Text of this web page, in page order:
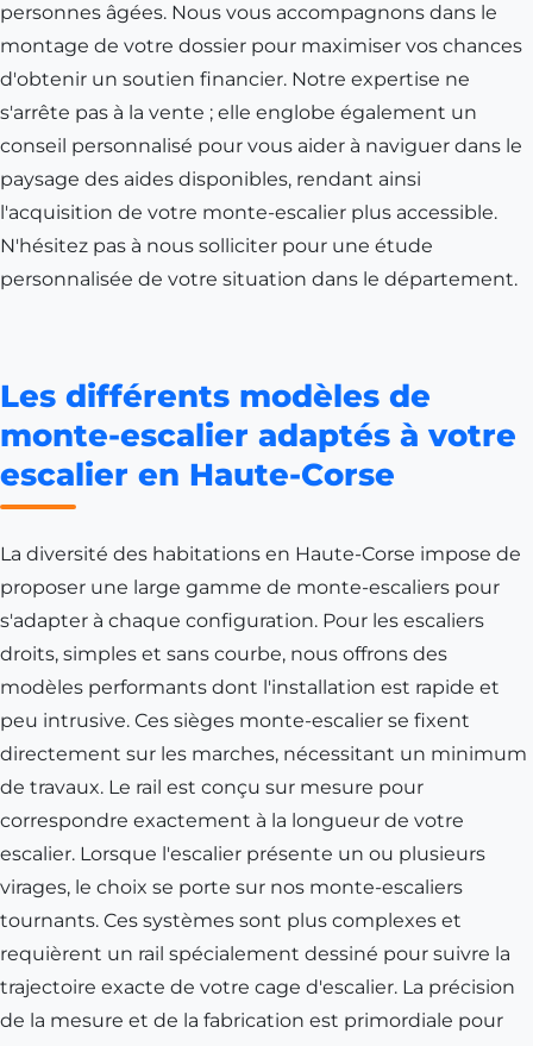
personnes âgées. Nous vous accompagnons dans le
montage de votre dossier pour maximiser vos chances
d'obtenir un soutien financier. Notre expertise ne
s'arrête pas à la vente ; elle englobe également un
conseil personnalisé pour vous aider à naviguer dans le
paysage des aides disponibles, rendant ainsi
l'acquisition de votre monte-escalier plus accessible.
N'hésitez pas à nous solliciter pour une étude
personnalisée de votre situation dans le département.
Les différents modèles de
monte-escalier adaptés à votre
escalier en Haute-Corse
La diversité des habitations en Haute-Corse impose de
proposer une large gamme de monte-escaliers pour
s'adapter à chaque configuration. Pour les escaliers
droits, simples et sans courbe, nous offrons des
modèles performants dont l'installation est rapide et
peu intrusive. Ces sièges monte-escalier se fixent
directement sur les marches, nécessitant un minimum
de travaux. Le rail est conçu sur mesure pour
correspondre exactement à la longueur de votre
escalier. Lorsque l'escalier présente un ou plusieurs
virages, le choix se porte sur nos monte-escaliers
tournants. Ces systèmes sont plus complexes et
requièrent un rail spécialement dessiné pour suivre la
trajectoire exacte de votre cage d'escalier. La précision
de la mesure et de la fabrication est primordiale pour